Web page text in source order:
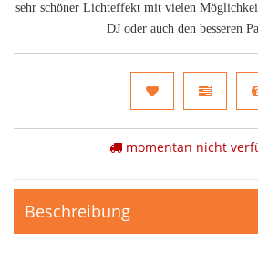
sehr schöner Lichteffekt mit vielen
DJ oder auch den besseren
momentan nicht
Beschreibung